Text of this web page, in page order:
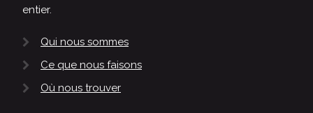
entier.
Qui nous sommes
Ce que nous faisons
Où nous trouver